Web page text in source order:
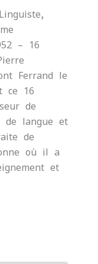
– 16
Ferrand le
ce 16
de
de langue et
de
où il a
et